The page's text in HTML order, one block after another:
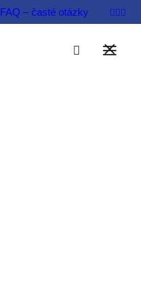
FAQ – časté otázky
kočíky
pre
označované aj ako